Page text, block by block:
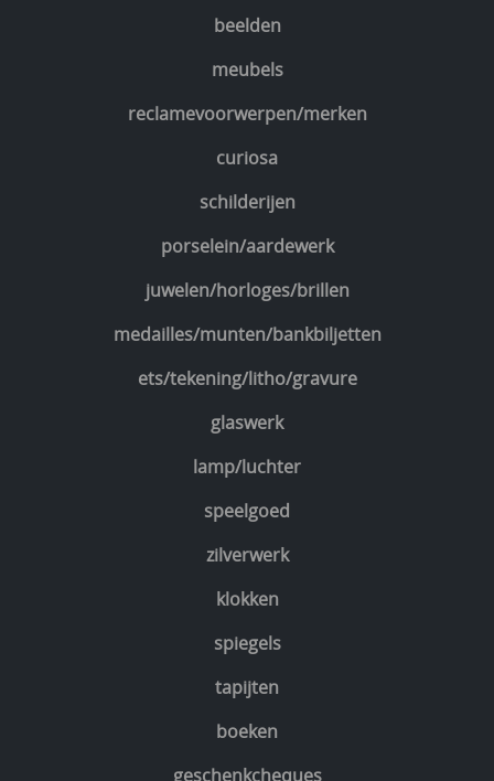
beelden
meubels
reclamevoorwerpen/merken
curiosa
schilderijen
porselein/aardewerk
juwelen/horloges/brillen
medailles/munten/bankbiljetten
ets/tekening/litho/gravure
glaswerk
lamp/luchter
speelgoed
zilverwerk
klokken
spiegels
tapijten
boeken
geschenkcheques